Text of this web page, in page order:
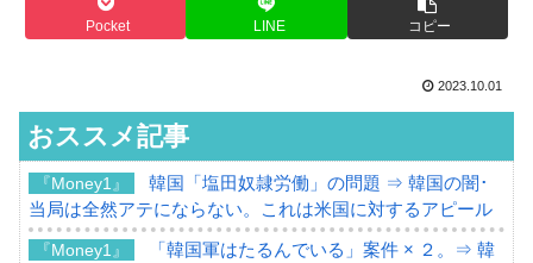
Pocket LINE コピー
2023.10.01
おススメ記事
『Money1』
韓国「塩田奴隷労働」の問題 ⇒ 韓国の闇･
当局は全然アテにならない。これは米国に対するアピール
『Money1』
「韓国軍はたるんでいる」案件 × ２。⇒ 韓